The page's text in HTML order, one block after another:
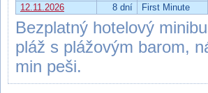
12.11.2026
8 dní First Minute
Bezplatný hotelový
pláž s plážovým barom,
min peši.